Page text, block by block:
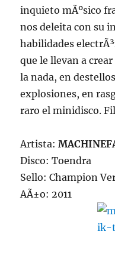
inquieto mÃºsico
nos deleita con su
habilidades
que le llevan a
la nada, en
explosiones, en
raro el minidisco.
Artista:
Disco: Toendra
Sello: Champion
AÃ±o: 2011